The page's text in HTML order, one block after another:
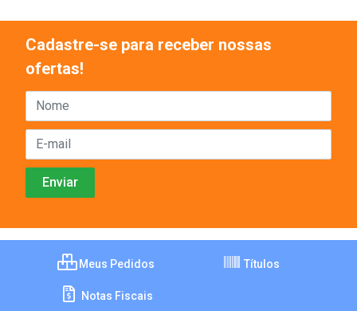
Cadastre-se para receber nossas
ofertas!
Meus Pedidos Títulos
Notas Fiscais